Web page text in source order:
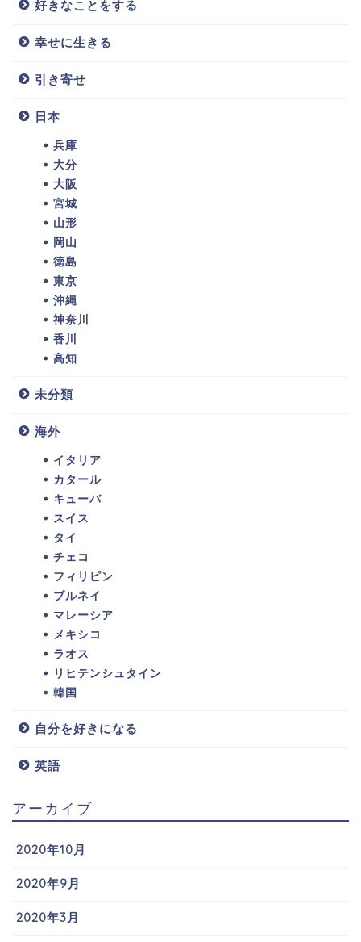
好きなことをする
幸せに生きる
引き寄せ
日本
兵庫
大分
大阪
宮城
山形
岡山
徳島
東京
沖縄
神奈川
香川
高知
未分類
海外
イタリア
カタール
キューバ
スイス
タイ
チェコ
フィリピン
ブルネイ
マレーシア
メキシコ
ラオス
リヒテンシュタイン
韓国
自分を好きになる
英語
アーカイブ
2020年10月
2020年9月
2020年3月